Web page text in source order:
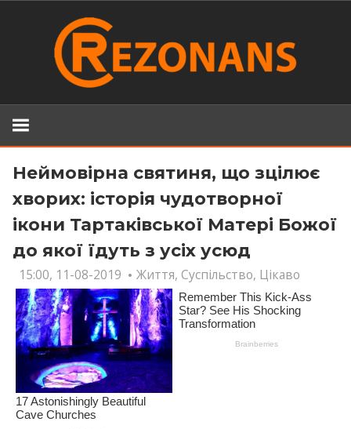
Неймовірна святиня, що зцілює
хворих: історія чудотворної
ікони Тартаківської Матері Божої
до якої їдуть з усіх усюд
15:00, 11-08-2019 Життя, Суспільство, Цікаво